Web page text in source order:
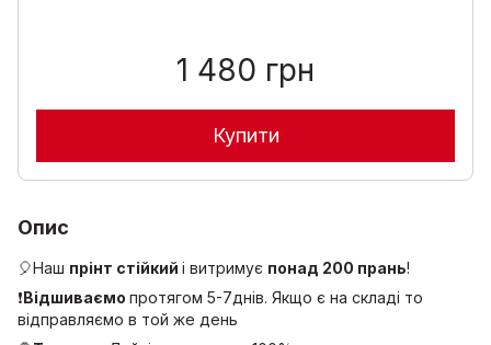
1 480 грн
Купити
Опис
🎈Наш прінт стійкий і витримує понад 200 прань!
❗Відшиваємо протягом 5-7днів. Якщо є на складі то
відправляємо в той же день